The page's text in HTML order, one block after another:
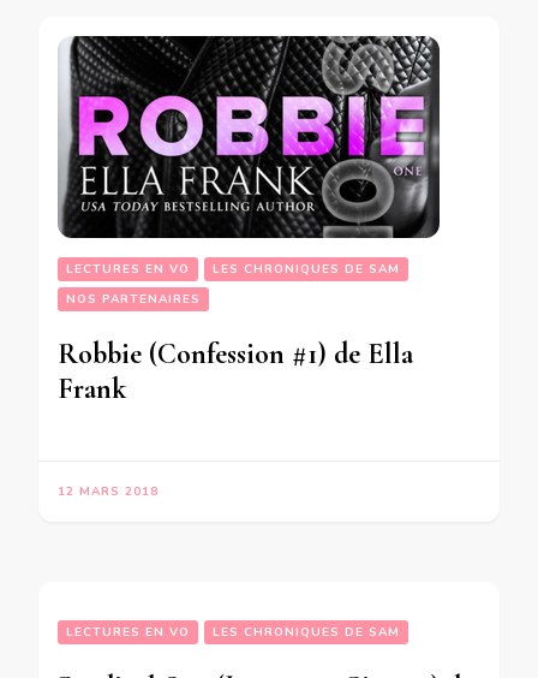
LECTURES EN VO
LES CHRONIQUES DE SAM
NOS PARTENAIRES
Robbie (Confession #1) de Ella
Frank
12 MARS 2018
LECTURES EN VO LES CHRONIQUES DE SAM